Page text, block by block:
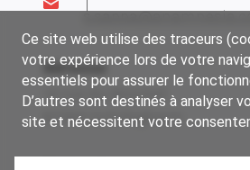
Adresse
14 rue du Brochet
67300 Schiltigheim
Ce site web utilise des traceurs
votre expérience lors de votre
essentiels pour assurer le
D’autres sont destinés à analyser
site et nécessitent votre